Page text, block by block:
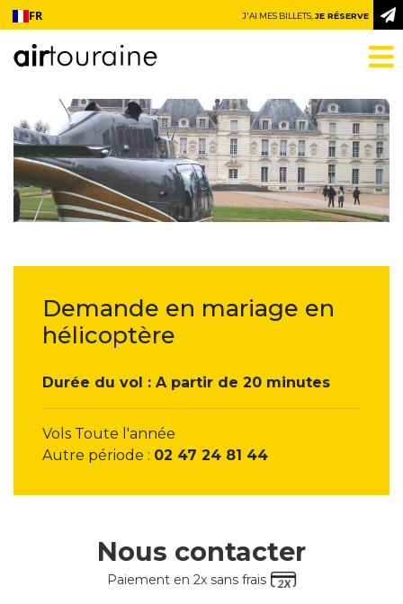
Aller au contenu
FR J'AI MES BILLETS,JE RÉSERVE
Demande en mariage en
hélicoptère
Durée du vol : A partir de 20 minutes
Vols Toute l'année
Autre période : 02 47 24 81 44
Nous contacter
Paiement en 2x sans frais